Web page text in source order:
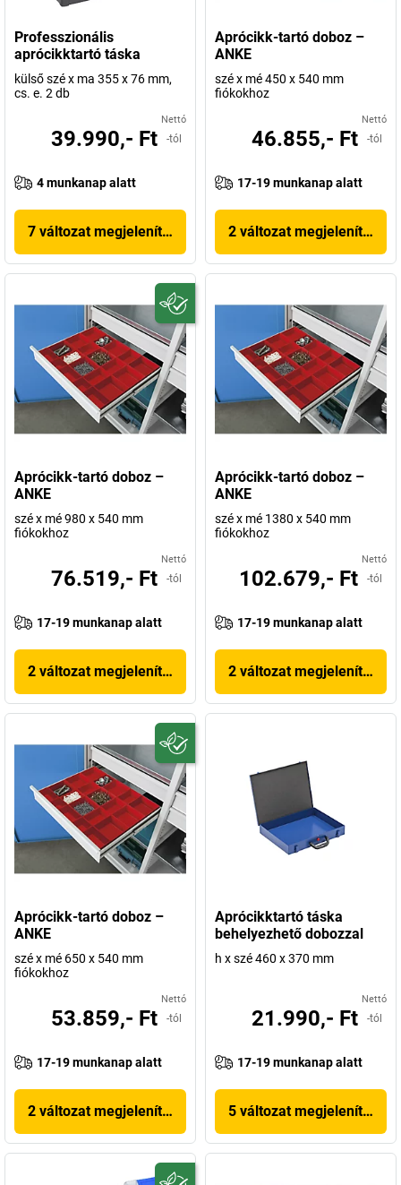
Professzionális
aprócikktartó táska
külső szé x ma 355 x 76 mm,
cs. e. 2 db
Nettó
39.990,- Ft -tól
4 munkanap alatt
7 változat megjelenítése
Aprócikk-tartó doboz –
ANKE
szé x mé 450 x 540 mm
fiókokhoz
Nettó
46.855,- Ft -tól
17-19 munkanap alatt
2 változat megjelenítése
Aprócikk-tartó doboz –
ANKE
szé x mé 980 x 540 mm
fiókokhoz
Nettó
76.519,- Ft -tól
17-19 munkanap alatt
2 változat megjelenítése
Aprócikk-tartó doboz –
ANKE
szé x mé 1380 x 540 mm
fiókokhoz
Nettó
102.679,- Ft -tól
17-19 munkanap alatt
2 változat megjelenítése
Aprócikk-tartó doboz –
ANKE
szé x mé 650 x 540 mm
fiókokhoz
Nettó
53.859,- Ft -tól
17-19 munkanap alatt
2 változat megjelenítése
Aprócikktartó táska
behelyezhető dobozzal
h x szé 460 x 370 mm
Nettó
21.990,- Ft -tól
17-19 munkanap alatt
5 változat megjelenítése